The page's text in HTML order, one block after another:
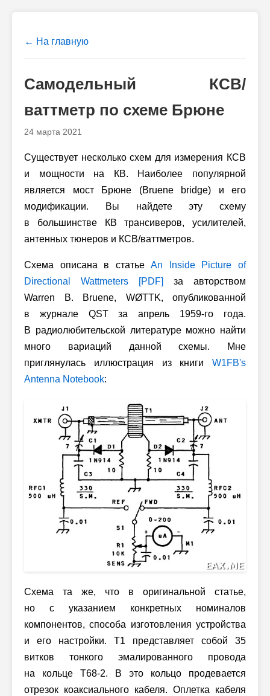
← На главную
Самодельный КСВ/
ваттметр по схеме Брюне
24 марта 2021
Существует несколько схем для измерения КСВ
и мощности на КВ. Наиболее популярной
является мост Брюне (Bruene bridge) и его
модификации. Вы найдете эту схему
в большинстве КВ трансиверов, усилителей,
антенных тюнеров и КСВ/ваттметров.
Схема описана в статьеAn Inside Picture of
Directional Wattmeters [PDF]
за авторством
Warren B. Bruene, WØTTK, опубликованной
в журнале QST за апрель 1959-го года.
В радиолюбительской литературе можно найти
много вариаций данной схемы. Мне
приглянулась иллюстрация из книги W1FB's
Antenna Notebook:
Схема та же, что в оригинальной статье,
но с указанием конкретных номиналов
компонентов, способа изготовления устройства
и его настройки. T1 представляет собой 35
витков тонкого эмалированного провода
на кольце T68-2. В это кольцо продевается
отрезок коаксиального кабеля. Оплетка кабеля